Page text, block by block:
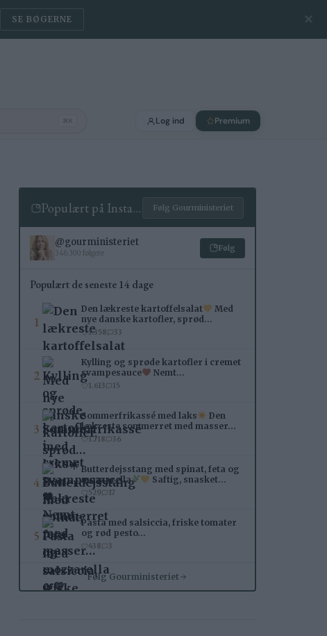
⌘K Log ind Premium
SE BØGERNE ✕
Populært på Instagram Følg Gourministeriet
@gourministeriet
346.300 følgere
Følg
Populært de seneste 14 dage
1
Den lækreste kartoffelsalat
Med
nye danske kartofler, sprød…
1.358 33
2
Kylling og sprøde kartofler i cremet
svampesauce
Nemt…
1.613 15
3
Sommerfrikassé med laks
Den
lækreste sommerret med masser…
1.718 36
4
Butterdejsstang med spinat, feta og
mozzarella
Saftig, snasket…
529 17
5
Pasta med salsiccia, friske tomater
og rød pesto…
438 3
Følg Gourministeriet